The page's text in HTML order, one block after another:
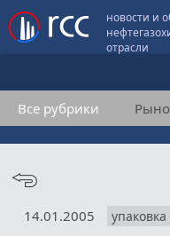
новости и
отрасли
Все рубрики
14.01.2005 упаковка